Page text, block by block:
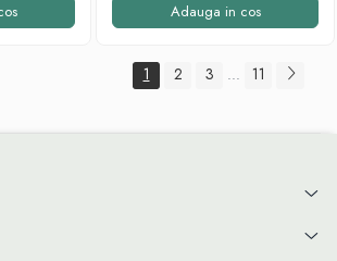
Adauga in cos
1 2 3 ... 11